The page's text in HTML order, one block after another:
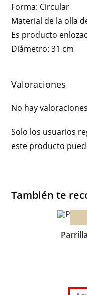
Forma: Circular
Material de la olla
Es producto
Diámetro: 31 cm
Valoraciones
No hay
Solo los usuarios
este producto
También te